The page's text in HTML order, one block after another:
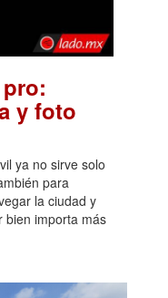
y foto
ya no sirve solo
para
la ciudad y
bien importa más